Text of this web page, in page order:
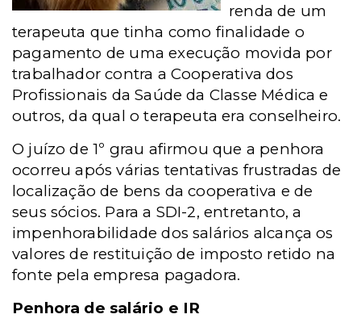
renda de um
terapeuta que tinha como finalidade o
pagamento de uma execução movida por
trabalhador contra a Cooperativa dos
Profissionais da Saúde da Classe Médica e
outros, da qual o terapeuta era conselheiro.
O juízo de 1º grau afirmou que a penhora
ocorreu após várias tentativas frustradas de
localização de bens da cooperativa e de
seus sócios. Para a SDI-2, entretanto, a
impenhorabilidade dos salários alcança os
valores de restituição de imposto retido na
fonte pela empresa pagadora.
Penhora de salário e IR